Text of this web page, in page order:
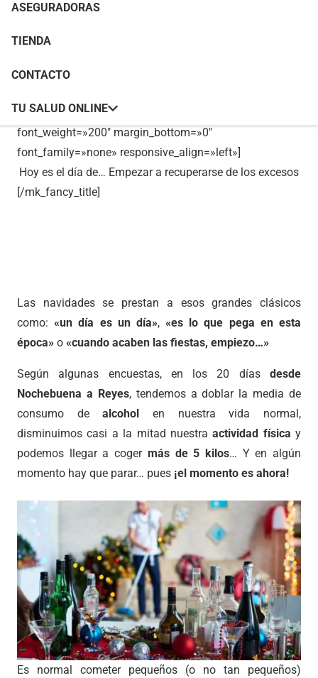
ASEGURADORAS
TIENDA
CONTACTO
TU SALUD ONLINE
Portada»Día de recuperarse de los excesos
size=»44″ force_font_size=»true» size_phone=»20″
font_weight=»200″ margin_bottom=»0″
font_family=»none» responsive_align=»left»]
Hoy es el día de… Empezar a recuperarse de los excesos
[/mk_fancy_title]
Las navidades se prestan a esos grandes clásicos
como:«un día es un día»,«es lo que pega en esta
época» o «cuando acaben las fiestas, empiezo…»
Según algunas encuestas, en los 20 días desde
Nochebuena a Reyes, tendemos a doblar la media de
consumo dealcohol en nuestra vida normal,
disminuimos casi a la mitad nuestraactividad física y
podemos llegar a cogermás de 5 kilos… Y en algún
momento hay que parar… pues ¡el momento es ahora!
Es normal cometer pequeños (o no tan pequeños)